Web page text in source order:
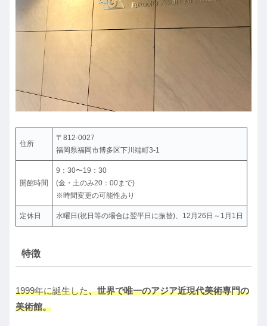
住所
〒812-0027
福岡県福岡市博多区下川端町3-1
開館時間
9：30〜19：30
(金・土のみ20：00まで)
※時間変更の可能性あり
定休日 水曜日(祝日等の場合は翌平日に振替)、12月26日～1月1日
特徴
1999年に誕生した、世界で唯一のアジア近現代美術専門の
美術館。